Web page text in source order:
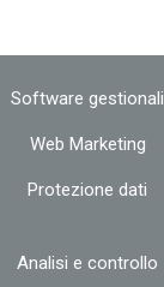
Software gestionali
Web Marketing
Protezione dati
Analisi e controllo